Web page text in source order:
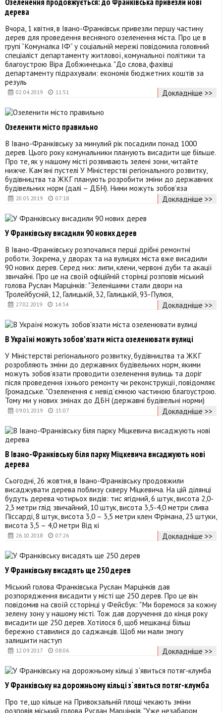
02.04.2019 11:51
дерева
Вчора, 1 квітня, в Івано-Франківськ привезли першу частину
дерев для проведення весняного озеленення міста. Про це в
групі “Комуналка ІФ” у соціальній мережі повідомила головний
спеціаліст департаменту житлової, комунальної політики та
благоустрою Віра Добжинецька. "До слова, фахівці
департаменту підрахували: економія бюджетних коштів за
резуль
Докладніше >>
20.03.2019 07:18
Озеленити місто правильно
В Івано-Франківську за минулий рік посадили понад 1000
дерев. Цього року комунальники планують висадити ще більше.
Про те, як у нашому місті розвивають зелені зони, читайте
нижче. Кам’яні пустелі У Міністерстві регіонального розвитку,
будівництва та ЖКГ планують розробити зміни до державних
будівельних норм (далі – ДБН). Ними можуть зобов’яза
Докладніше >>
27.02.2019 14:34
У Франківську висадили 90 нових дерев
В Івано-Франківську розпочалися перші дрібні ремонтні
роботи. Зокрема, у дворах та на вулицях міста вже висадили
90 нових дерев. Серед них: липи, клени, червоні дуби та акації
звичайні. Про це на своїй офіційній сторінці розповів міський
голова Руслан Марцінків: "Зеленішими стали двори на
Тролейбусній, 12, Галицькій, 32, Галицькій, 93-Пулюя,
Докладніше >>
09.01.2019 15:07
В Україні можуть зобов'язати міста озеленювати вулиці
У Міністерстві регіонального розвитку, будівництва та ЖКГ
розробляють зміни до державних будівельних норм, якими
можуть зобов’язати проводити озеленення вулиць та доріг
після проведення їхнього ремонту чи реконструкції, повідомляє
Громадське. "Озеленення є невід’ємною частиною благоустрою.
Тому ми у нових змінах до ДБН (державні будівельні норми)
Докладніше >>
26.10.2018 07:26
В Івано-Франківську біля парку Міцкевича висаджують нові
дерева
Сьогодні, 26 жовтня, в Івано-Франківську продовжили
висаджувати дерева поблизу скверу Міцкевича. На цій ділянці
будуть дерева чотирьох видів: тис ягідний, 6 штук, висота 2,0-
2,3 метри глід звичайний, 10 штук, висота 3,5-4,0 метри слива
Піссарді, 8 штук, висота 3,0 – 3,5 метри клен Фрімана, 23 штуки,
висота 3,5 – 4,0 метри Від кі
Докладніше >>
12.09.2017 08:06
У Франківську висадять ще 250 дерев
Міський голова Франківська Руслан Марцінків дав
розпорядження висадити у місті ще 250 дерев. Про це він
повідомив на своїй ссторінці у Фейсбук: "Ми боремося за кожну
зелену зону у нашому місті. Тож дав доручення до кінця року
висадити ще 250 дерев. Хотілося б, щоб мешканці більш
бережно ставилися до саджанців. Щоб ми мали змогу
залишити наступ
Докладніше >>
У Франківську на дорожньому кільці з`явиться потяг-клумба
Про те, що кільце на Привокзальній площі чекають зміни
розповів міський голова Руслан Марцінків. "Уже незабаром